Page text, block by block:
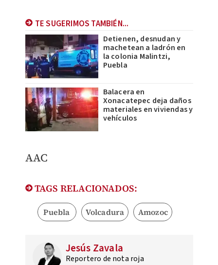
TE SUGERIMOS TAMBIÉN...
Detienen, desnudan y
machetean a ladrón en
la colonia Malintzi,
Puebla
Balacera en
Xonacatepec deja daños
materiales en viviendas y
vehículos
AAC
TAGS RELACIONADOS:
Puebla Volcadura Amozoc
Jesús Zavala
Reportero de nota roja